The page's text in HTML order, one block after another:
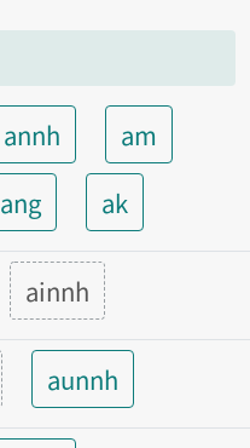
annh
am
ang ak
ainnh
aunnh